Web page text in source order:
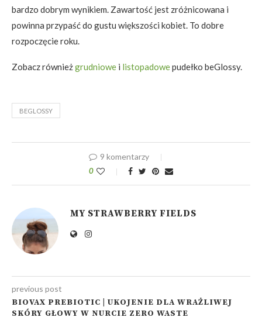
bardzo dobrym wynikiem. Zawartość jest zróżnicowana i
powinna przypaść do gustu większości kobiet. To dobre
rozpoczęcie roku.
Zobacz równieżgrudniowe i listopadowepudełko beGlossy.
BEGLOSSY
9 komentarzy
0
MY STRAWBERRY FIELDS
previous post
BIOVAX PREBIOTIC | UKOJENIE DLA WRAŻLIWEJ
SKÓRY GŁOWY W NURCIE ZERO WASTE